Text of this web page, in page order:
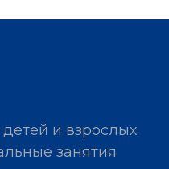
и взрослых.
занятия